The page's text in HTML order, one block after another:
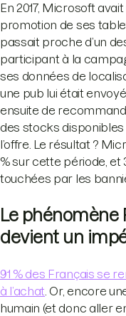
En 2017, Microsoft
promotion de ses
passait proche d’un
participant à la
ses données de
une pub lui était
ensuite de
des stocks
l’offre. Le résultat ?
% sur cette période,
touchées par les
Le phénomène
devient un
91 % des Français se
à l’achat . Or, encore
humain (et donc aller